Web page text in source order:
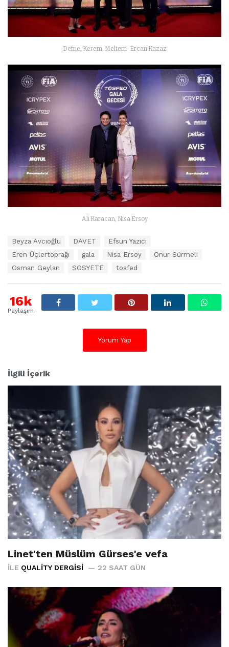
Defne, Kerem, Meltem-Ercan Kazaz
Ali Karacan, Nisa Ersoy
r
Beyza Avcıoğlu DAVET
Efsun Yazıcı
Eren Üçlertoprağı
gala Nisa Ersoy
Onur Sürmeli
Osman Geylan
SOSYETE tosfed
16k
Paylaşım
Yorum Yap
İlgili İçerik
Linet'ten Müslüm Gürses'e vefa
İLE QUALITY DERGISI 22 SAAT GÜN